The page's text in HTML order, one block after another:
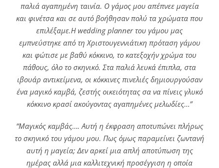
παλιά αγαπημένη ταινία. Ο γάμος μου απέπνεε μαγεία
και φινέτσα και σε αυτό βοήθησαν πολύ τα χρώματα που
επιλέξαμε.Η wedding planner του γάμου μας
εμπνεύστηκε από τη Χριστουγεννιάτικη πρόταση γάμου
και φώτισε με βαθύ κόκκινο, το κατεξοχήν χρώμα του
πάθους, όλο το σκηνικό. Στα παλιά λευκά έπιπλα, στα
ιβουάρ αντικείμενα, οι κόκκινες πινελιές δημιουργούσαν
ένα μαγικό καμβά, ζεστής οικειότητας σα να πίνεις γλυκό
κόκκινο κρασί ακούγοντας αγαπημένες μελωδίες…”
“Μαγικός καμβάς…. Αυτή η έκφραση αποτυπώνει πλήρως
το σκηνικό του γάμου μου. Πως όμως παραμείνει ζωντανή
αυτή η μαγεία; Δεν αρκεί μια απλή αποτύπωση της
ημέρας αλλά μια καλλιτεχνική προσέγγιση η οποία